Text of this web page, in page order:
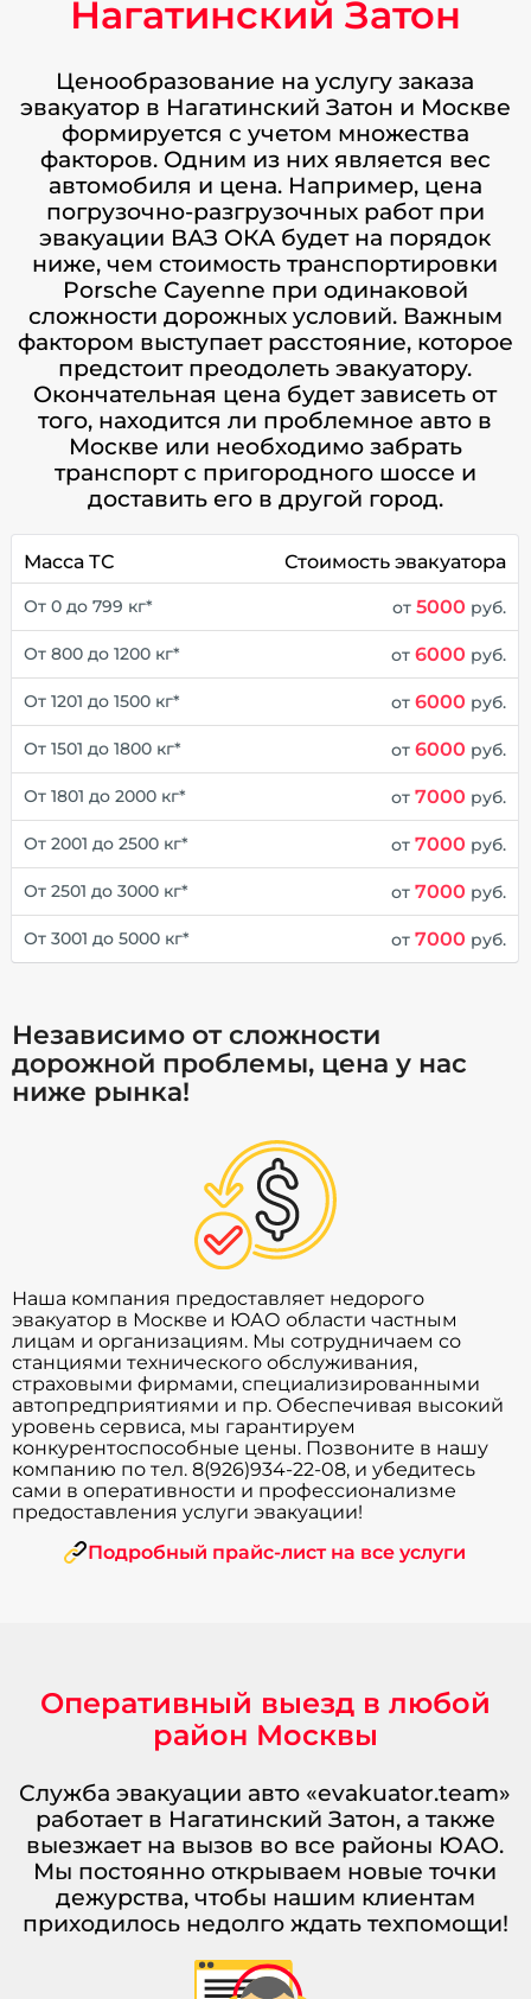
Нагатинский Затон
Ценообразование на услугу заказа
эвакуатор в Нагатинский Затон и Москве
формируется с учетом множества
факторов. Одним из них является вес
автомобиля и цена. Например, цена
погрузочно-разгрузочных работ при
эвакуации ВАЗ ОКА будет на порядок
ниже, чем стоимость транспортировки
Porsche Cayenne при одинаковой
сложности дорожных условий. Важным
фактором выступает расстояние, которое
предстоит преодолеть эвакуатору.
Окончательная цена будет зависеть от
того, находится ли проблемное авто в
Москве или необходимо забрать
транспорт с пригородного шоссе и
доставить его в другой город.
Масса ТС Стоимость эвакуатора
От 0 до 799 кг* от5000 руб.
От 800 до 1200 кг* от6000 руб.
От 1201 до 1500 кг* от6000 руб.
От 1501 до 1800 кг* от6000 руб.
От 1801 до 2000 кг* от7000 руб.
От 2001 до 2500 кг* от7000 руб.
От 2501 до 3000 кг* от7000 руб.
От 3001 до 5000 кг* от7000 руб.
Независимо от сложности
дорожной проблемы, цена у нас
ниже рынка!
Наша компания предоставляет недорого
эвакуатор в Москве и ЮАО области частным
лицам и организациям. Мы сотрудничаем со
станциями технического обслуживания,
страховыми фирмами, специализированными
автопредприятиями и пр. Обеспечивая высокий
уровень сервиса, мы гарантируем
конкурентоспособные цены. Позвоните в нашу
компанию по тел. 8(926)934-22-08, и убедитесь
сами в оперативности и профессионализме
предоставления услуги эвакуации!
Подробный прайс-лист на все услуги
Оперативный выезд в любой
район Москвы
Служба эвакуации авто «evakuator.team»
работает в Нагатинский Затон, а также
выезжает на вызов во все районы ЮАО.
Мы постоянно открываем новые точки
дежурства, чтобы нашим клиентам
приходилось недолго ждать техпомощи!